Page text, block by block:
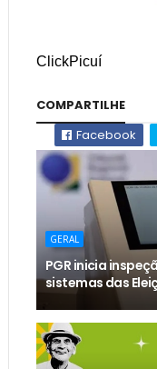
ClickPicuí
COMPARTILHE
Facebook
GERAL
PGR inicia
sistemas das